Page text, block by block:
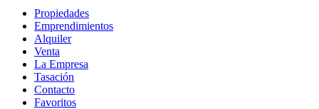
Propiedades
Emprendimientos
Alquiler
Venta
La Empresa
Tasación
Contacto
Favoritos